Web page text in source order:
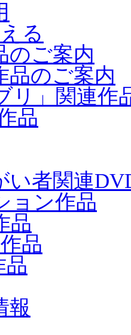
る
のご案内
品のご案内
リ」関連作
品
い者関連
ョン作品
品
品
品
報